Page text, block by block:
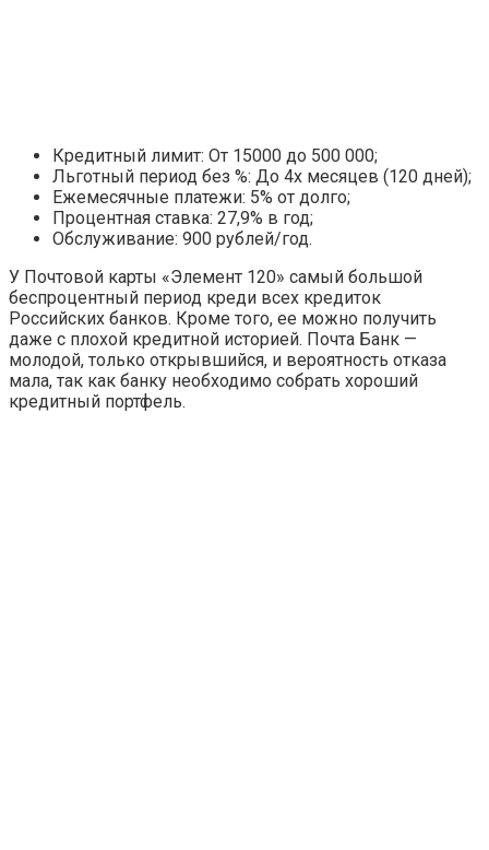
Кредитный лимит: От 15000 до 500 000;
Льготный период без %: До 4х месяцев (120 дней);
Ежемесячные платежи: 5% от долго;
Процентная ставка: 27,9% в год;
Обслуживание: 900 рублей/год.
У Почтовой карты «Элемент 120» самый большой
беспроцентный период креди всех кредиток
Российских банков. Кроме того, ее можно получить
даже с плохой кредитной историей. Почта Банк —
молодой, только открывшийся, и вероятность отказа
мала, так как банку необходимо собрать хороший
кредитный портфель.